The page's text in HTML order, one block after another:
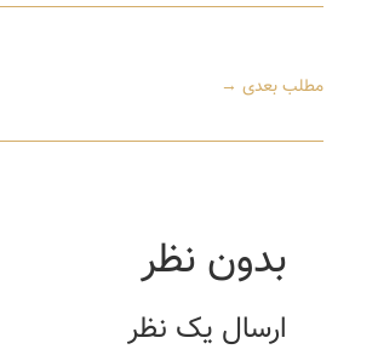
مطلب بعدی→
بدون نظر
ارسال یک نظر